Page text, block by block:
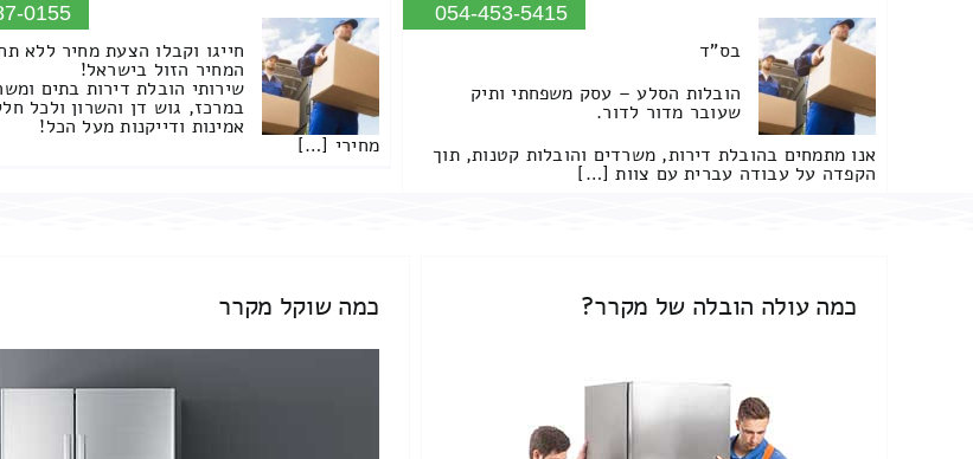
054-453-5415
בס"ד
הובלות הסלע – עסק משפחתי ותיק
שעובר מדור לדור.
אנו מתמחים בהובלת דירות, משרדים והובלות קטנות, תוך
הקפדה על עבודה עברית עם צוות […]
0155
חייגו וקבלו הצעת מחיר ללא
המחיר הזול בישראל!
שירותי הובלת דירות בתים
במרכז, גוש דן והשרון ולכל
אמינות ודייקנות מעל הכל!
מחירי […]
כמה עולה הובלה של מקרר? כמה שוקל מקרר